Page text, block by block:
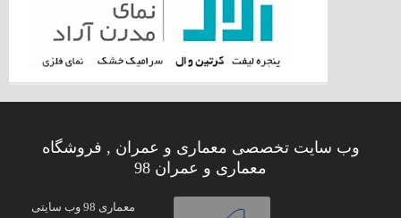
وب سایت تخصصی معماری و عمران , فروشگاه
معماری و عمران 98
معماری 98 وب سایتی